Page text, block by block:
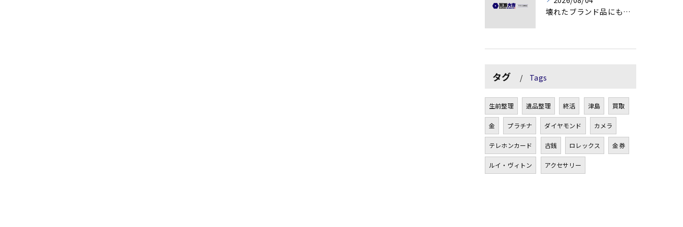
壊れたブランド品にも価値がつく理由とは
タグ Tags
生前整理 遺品整理 終活 津島 買取
金 プラチナ ダイヤモンド カメラ
テレホンカード 古銭 ロレックス 金券
ルイ・ヴィトン アクセサリー